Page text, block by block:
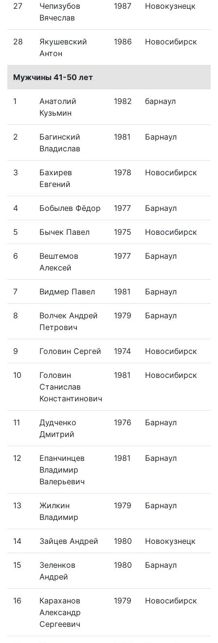
27
Чепизубов
Вячеслав
1987 Новокузнецк
28
Якушевский
Антон
1986 Новосибирск
Мужчины 41-50 лет
1
Анатолий
Кузьмин
1982 барнаул
2
Багинский
Владислав
1981 Барнаул
3
Бахирев
Евгений
1978 Новосибирск
4 Бобылев Фёдор 1977 Барнаул
5 Бычек Павел 1975 Новосибирск
6
Вештемов
Алексей
1977 Барнаул
7 Видмер Павел 1981 Барнаул
8
Волчек Андрей
Петрович
1979 Барнаул
9 Головин Сергей 1974 Новосибирск
10
Головин
Станислав
Константинович
1981 Новосибирск
11
Дудченко
Дмитрий
1976 Барнаул
12
Епанчинцев
Владимир
Валерьевич
1981 Барнаул
13
Жилкин
Владимир
1979 Барнаул
14 Зайцев Андрей 1980 Новокузнецк
15
Зеленков
Андрей
1980 Барнаул
16
Караханов
Александр
Сергеевич
1979 Новосибирск